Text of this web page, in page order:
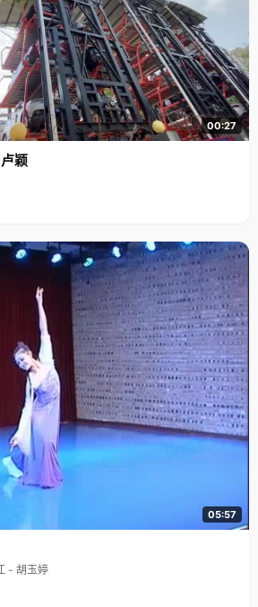
00:27
颖
05:57
- 胡玉婷